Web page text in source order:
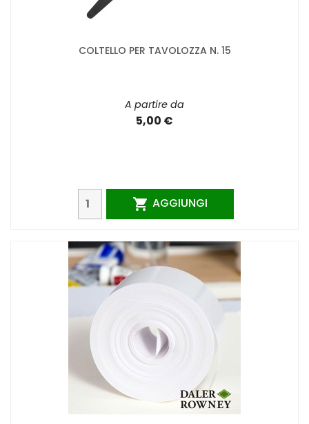
COLTELLO PER TAVOLOZZA N. 15
A partire da
5,00 €
 AGGIUNGI